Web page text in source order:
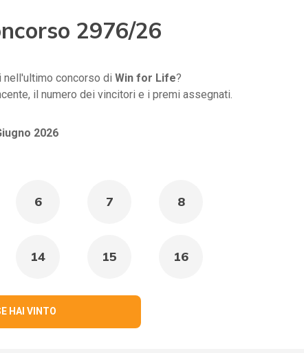
2976/26
nell'ultimo concorso di Win for Life?
il numero dei vincitori e i premi assegnati.
2026
6 7 8
14 15 16
HAI VINTO